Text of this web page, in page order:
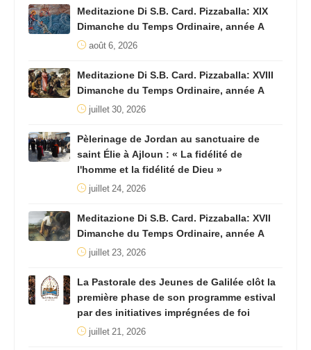
Meditazione Di S.B. Card. Pizzaballa: XIX
Dimanche du Temps Ordinaire, année A
août 6, 2026
Meditazione Di S.B. Card. Pizzaballa: XVIII
Dimanche du Temps Ordinaire, année A
juillet 30, 2026
Pèlerinage de Jordan au sanctuaire de
saint Élie à Ajloun : « La fidélité de
l'homme et la fidélité de Dieu »
juillet 24, 2026
Meditazione Di S.B. Card. Pizzaballa: XVII
Dimanche du Temps Ordinaire, année A
juillet 23, 2026
La Pastorale des Jeunes de Galilée clôt la
première phase de son programme estival
par des initiatives imprégnées de foi
juillet 21, 2026